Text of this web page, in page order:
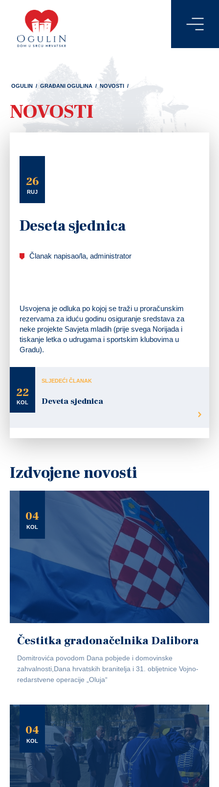
OGULIN / GRAĐANI OGULINA / NOVOSTI /
NOVOSTI
26
RUJ
Deseta sjednica
Članak napisao/la, administrator
Usvojena je odluka po kojoj se traži u proračunskim
rezervama za iduću godinu osiguranje sredstava za
neke projekte Savjeta mladih (prije svega Norijada i
tiskanje letka o udrugama i sportskim klubovima u
Gradu).
22
KOL
SLJEDEĆI ČLANAK
Deveta sjednica
Izdvojene novosti
04
KOL
Čestitka gradonačelnika Dalibora
Domitrovića povodom Dana pobjede i domovinske
zahvalnosti,Dana hrvatskih branitelja i 31. obljetnice Vojno-
redarstvene operacije „Oluja“
04
KOL